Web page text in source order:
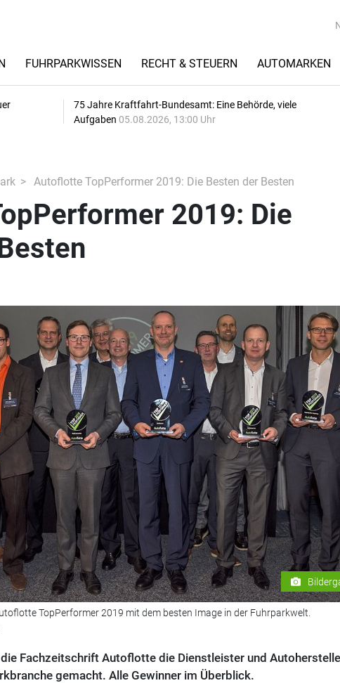
FUHRPARKWISSEN RECHT & STEUERN AUTOMARKEN
75 Jahre Kraftfahrt-Bundesamt: Eine Behörde, viele
Aufgaben 05.08.2026, 13:00 Uhr
Autoflotte TopPerformer 2019: Die Besten der Besten
2019: Die
TopPerformer 2019 mit dem besten Image in der Fuhrparkwelt.
Fachzeitschrift Autoflotte die Dienstleister und
gemacht. Alle Gewinner im Überblick.